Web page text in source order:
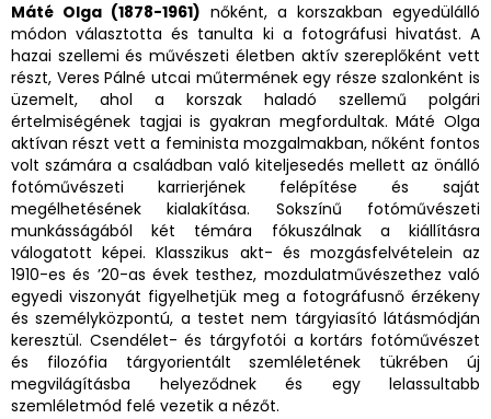
Máté Olga (1878-1961) nőként, a korszakban egyedülálló
módon választotta és tanulta ki a fotográfusi hivatást. A
hazai szellemi és művészeti életben aktív szereplőként vett
részt, Veres Pálné utcai műtermének egy része szalonként is
üzemelt, ahol a korszak haladó szellemű polgári
értelmiségének tagjai is gyakran megfordultak. Máté Olga
aktívan részt vett a feminista mozgalmakban, nőként fontos
volt számára a családban való kiteljesedés mellett az önálló
fotóművészeti karrierjének felépítése és saját
megélhetésének kialakítása. Sokszínű fotóművészeti
munkásságából két témára fókuszálnak a kiállításra
válogatott képei. Klasszikus akt- és mozgásfelvételein az
1910-es és ’20-as évek testhez, mozdulatművészethez való
egyedi viszonyát figyelhetjük meg a fotográfusnő érzékeny
és személyközpontú, a testet nem tárgyiasító látásmódján
keresztül. Csendélet- és tárgyfotói a kortárs fotóművészet
és filozófia tárgyorientált szemléletének tükrében új
megvilágításba helyeződnek és egy lelassultabb
szemléletmód felé vezetik a nézőt.